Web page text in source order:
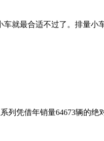
就最合适不过了。排量
列凭借年销量64673辆的